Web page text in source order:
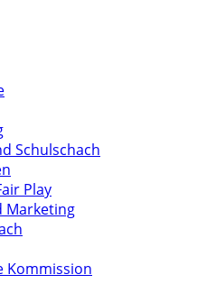
Schulschach
Play
Marketing
Kommission